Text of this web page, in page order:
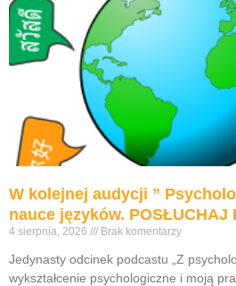
W kolejnej audycji ”
nauce języków. POSŁUCHAJ
4 sierpnia, 2026 Brak komentarzy
Jedynasty odcinek podcastu „Z
wykształcenie psychologiczne i moją